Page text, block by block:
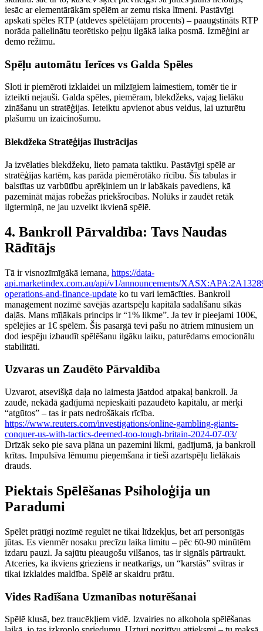
iesāc ar elementārākām spēlēm ar zemu riska līmeni. Pastāvīgi
apskati spēles RTP (atdeves spēlētājam procents) – paaugstināts RTP
norāda palielinātu teorētisko peļņu ilgākā laika posmā. Izmēģini ar
demo režīmu.
Spēļu automātu Ierīces vs Galda Spēles
Sloti ir piemēroti izklaidei un milzīgiem laimestiem, tomēr tie ir
izteikti nejauši. Galda spēles, piemēram, blekdžeks, vajag lielāku
zināšanu un stratēģijas. Ieteiktu apvienot abus veidus, lai uzturētu
plašumu un izaicinošumu.
Blekdžeka Stratēģijas Ilustrācijas
Ja izvēlaties blekdžeku, lieto pamata taktiku. Pastāvīgi spēlē ar
stratēģijas kartēm, kas parāda piemērotāko rīcību. Šīs tabulas ir
balstītas uz varbūtību aprēķiniem un ir labākais pavediens, kā
pazemināt mājas robežas priekšrocības. Nolūks ir zaudēt retāk
ilgtermiņā, ne jau uzveikt ikvienā spēlē.
4. Bankroll Pārvaldība: Tavs Naudas
Rādītājs
Tā ir visnozīmīgākā iemana, https://data-
api.marketindex.com.au/api/v1/announcements/
operations-and-finance-update ko tu vari iemācīties. Bankroll
management nozīmē savējās azartspēļu kapitāla sadalīšanu sīkās
daļās. Mans mīļākais princips ir “1% likme”. Ja tev ir pieejami 100€,
spēlējies ar 1€ spēlēm. Šis pasargā tevi pašu no ātriem mīnusiem un
dod iespēju izbaudīt spēlēšanu ilgāku laiku, paturēdams emocionālu
stabilitāti.
Uzvaras un Zaudēto Pārvaldība
Uzvarot, atsevišķā daļa no laimesta jāatdod atpakaļ bankroll. Ja
zaudē, nekādā gadījumā nepieskaiti pazaudēto kapitālu, ar mērķi
“atgūtos” – tas ir pats nedrošākais rīcība.
https://www.reuters.com/investigations/online-gambling-giants-
conquer-us-with-tactics-deemed-too-tough-britain-2024-07-03/
Drīzāk seko pie sava plāna un pazemini likmi, gadījumā, ja bankroll
krītas. Impulsīva lēmumu pieņemšana ir tieši azartspēļu lielākais
drauds.
Piektais Spēlēšanas Psiholoģija un
Paradumi
Spēlēt prātīgi nozīmē regulēt ne tikai līdzekļus, bet arī personīgās
jūtas. Es vienmēr nosaku precīzu laika limitu – pēc 60-90 minūtēm
izdaru pauzi. Ja sajūtu pieaugošu vilšanos, tas ir signāls pārtraukt.
Atceries, ka ikviens grieziens ir neatkarīgs, un “karstās” svītras ir
tikai izklaides maldība. Spēlē ar skaidru prātu.
Vides Radīšana Uzmanības noturēšanai
Spēlē klusā, bez traucēkļiem vidē. Izvairies no alkohola spēlēšanas